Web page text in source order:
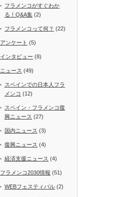
フラメンコがすぐわか
る！Q&A集 (2)
フラメンコって何？ (22)
アンケート (5)
インタビュー (8)
ニュース (49)
スペインでの日本人フラ
メンコ (12)
スペイン・フラメンコ復
興ニュース (27)
国内ニュース (3)
復興ニュース (4)
経済支援ニュース (4)
フラメンコ2030情報 (51)
WEBフェスティバル (2)